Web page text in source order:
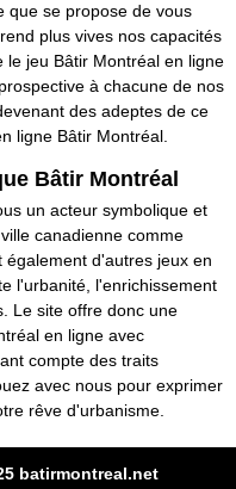
que se propose de vous
plus vives nos capacités
le jeu Bâtir Montréal en ligne
à chacune de nos
des adeptes de ce
ligne Bâtir Montréal.
Bâtir Montréal
un acteur symbolique et
canadienne comme
d'autres jeux en
l'urbanité, l'enrichissement
Le site offre donc une
en ligne avec
compte des traits
avec nous pour exprimer
rêve d'urbanisme.
batirmontreal.net